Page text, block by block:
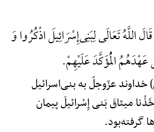
قَالَ اللَّهُ تَعَالَی لِبَنِی‌إِسْرَائِیلَ اذْکُرُوا وَ
عَهْدَهُمُ الْمُؤَکَّدَ عَلَیْهِمْ.
خداوند عزّوجلّ به بنی‌اسرائیل
میثاقَ بَنی إِسْرائیلَ پیمان
گرفته‌بود.